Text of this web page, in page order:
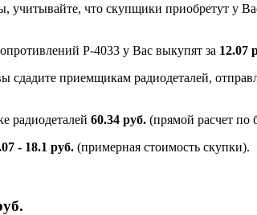
учитывайте, что скупщики приобретут у
Р-4033 у Вас выкупят за 12.07
сдадите приемщикам радиодеталей,
радиодеталей 60.34 руб. (прямой расчет по
- 18.1 руб. (примерная стоимость скупки).